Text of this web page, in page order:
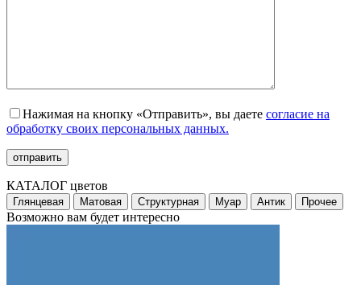
Нажимая на кнопку «Отправить», вы даете согласие на
обработку своих персональных данных.
КАТАЛОГ цветов
Глянцевая Матовая Структурная Муар Антик Прочее
Возможно вам будет интересно